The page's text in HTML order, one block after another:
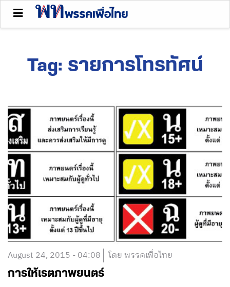
Tag: รายการโทรทัศน์
August 24, 2015 - 04:08 โดย พรรคเพื่อไทย
การให้เรตภาพยนตร์